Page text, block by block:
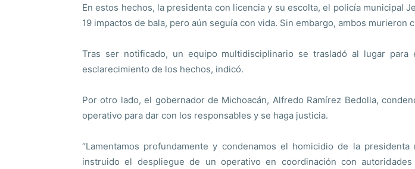
En estos hechos, la presidenta con licencia y su escolta, el policía municipal
19 impactos de bala, pero aún seguía con vida. Sin embargo, ambos
Tras ser notificado, un equipo multidisciplinario se trasladó al lugar
esclarecimiento de los hechos, indicó.
Por otro lado, el gobernador de Michoacán, Alfredo Ramírez Bedolla,
operativo para dar con los responsables y se haga justicia.
“Lamentamos profundamente y condenamos el homicidio de la
instruido el despliegue de un operativo en coordinación con